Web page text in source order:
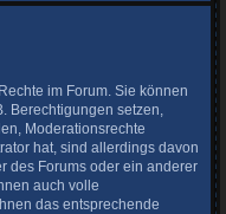
im Forum. Sie können
Berechtigungen setzen,
Moderationsrechte
hat, sind allerdings davon
des Forums oder ein anderer
auch volle
das entsprechende